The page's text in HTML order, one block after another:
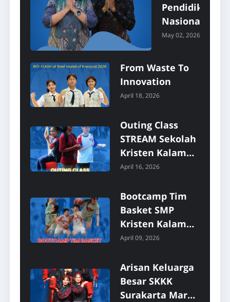
Pendidikan
Nasional
2026
May 02, 2026
From Waste To
Innovation
April 18, 2026
Outing Class
STREAM Sekolah
Kristen Kalam
Kudus Surakarta
April 16, 2026
Bootcamp Tim
Basket SMP
Kristen Kalam
Kudus Surakarta
April 09, 2026
Arisan Keluarga
Besar SKKK
Surakarta Maret